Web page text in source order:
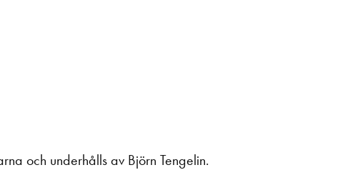
och underhålls av Björn Tengelin.